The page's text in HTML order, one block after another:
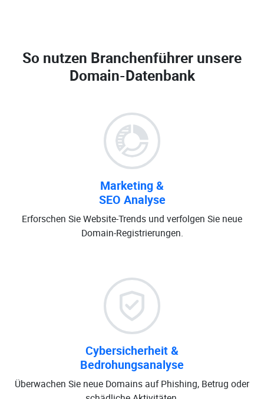
So nutzen Branchenführer unsere
Domain-Datenbank
Marketing &
SEO Analyse
Erforschen Sie Website-Trends und verfolgen Sie neue
Domain-Registrierungen.
Cybersicherheit &
Bedrohungsanalyse
Überwachen Sie neue Domains auf Phishing, Betrug oder